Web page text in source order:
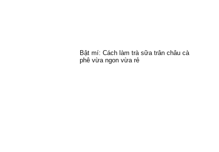
Bật mí: Cách làm trà sữa trân châu cà
phê vừa ngon vừa rẻ